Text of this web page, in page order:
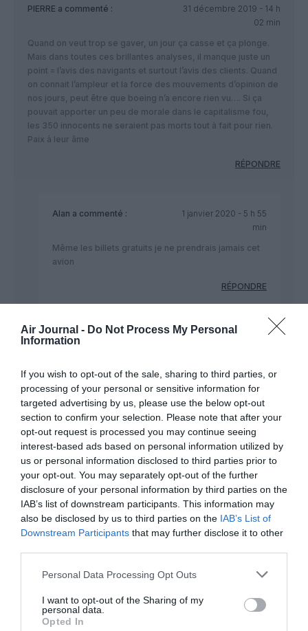
Air Journal - Do Not Process My Personal
Information
If you wish to opt-out of the sale, sharing to third parties, or
processing of your personal or sensitive information for
targeted advertising by us, please use the below opt-out
section to confirm your selection. Please note that after your
opt-out request is processed you may continue seeing
interest-based ads based on personal information utilized by
us or personal information disclosed to third parties prior to
your opt-out. You may separately opt-out of the further
disclosure of your personal information by third parties on the
IAB’s list of downstream participants. This information may
also be disclosed by us to third parties on the IAB’s List of
Downstream Participants that may further disclose it to other
Personal Data Processing Opt Outs
I want to opt-out of the Sharing of my
personal data.
Opted In
PIERRE a commenté :
31 décembre 2019 - 14 h
02 min
Quand on veut trop se gaver, un jour ça casse et ça plonge.
Mais dans toutes ces brillantes analyses, il manque juste un
point = l’avis des navigants et surtout l’avis des clients. Quand
on connait l’ampleur et la force des mouvements d’opinion de
nos jours, peut être que boeing n’a encore rien vu…. Si ça
pouvait apporter un peu de morale dans le capitalisme fou,
les 350 innocents ne seraient pas morts tout à fait pour rien.
Paix à leur âme
RÉPONDRE
Alan a commenté :
1 janvier 2020 - 5 h 55
min
Même les billets gratuits je ne prendrais jamais cet
avion
RÉPONDRE
Pourquoi ne pas faire une pétition mondiale pour les
voyageurs qui ne veulenzstlinter dans un 737 max.
Les compagnies,reflechirontpeut etre d’en acheter, d’en
rendre livraison ou de les remettre en service.
#NO737MAX
RÉPONDRE
a commenté :
00 min
A quoi bon programmer et fixer des dates à l’avance pour le
concernés. Aucune certitude de remplir un zinc pas fiable et
douteux même aux yeux de ceux qui y ont travaillé dessus.